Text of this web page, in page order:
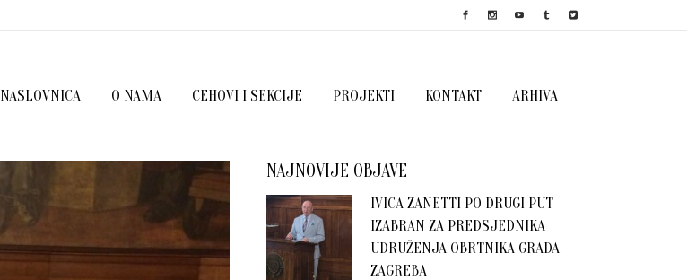
NASLOVNICA O NAMA CEHOVI I SEKCIJE PROJEKTI KONTAKT ARHIVA
NAJNOVIJE OBJAVE
IVICA ZANETTI PO DRUGI PUT
IZABRAN ZA PREDSJEDNIKA
UDRUŽENJA OBRTNIKA GRADA
ZAGREBA